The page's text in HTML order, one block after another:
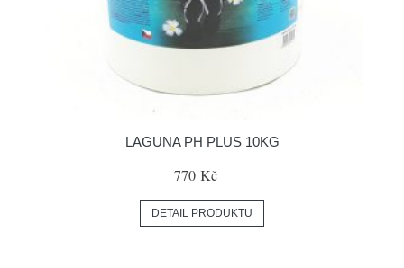
LAGUNA PH PLUS 10KG
770 Kč
DETAIL PRODUKTU